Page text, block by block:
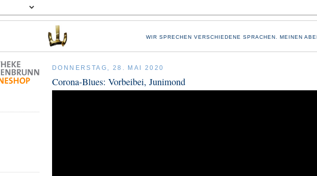
WIR SPRECHEN VERSCHIEDENE SPRACHEN. MEINEN
DONNERSTAG, 28. MAI 2020
Corona-Blues: Vorbeibei, Junimond